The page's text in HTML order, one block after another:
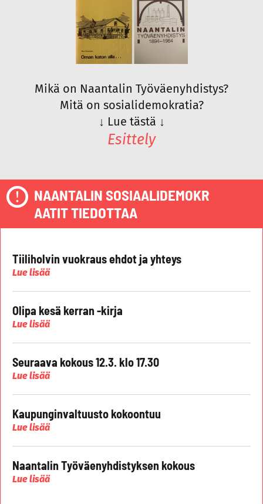
Mikä on Naantalin Työväenyhdistys?
Mitä on sosialidemokratia?
↓ Lue tästä ↓
Esittely
NAANTALIN SOSIAALIDEMOKR
AATIT TIEDOTTAA
Tiiliholvin vuokraus ehdot ja yhteys
Lue lisää
Olipa kesä kerran -kirja
Lue lisää
Seuraava kokous 12.3. klo 17.30
Lue lisää
Kaupunginvaltuusto kokoontuu
Lue lisää
Naantalin Työväenyhdistyksen kokous
Lue lisää